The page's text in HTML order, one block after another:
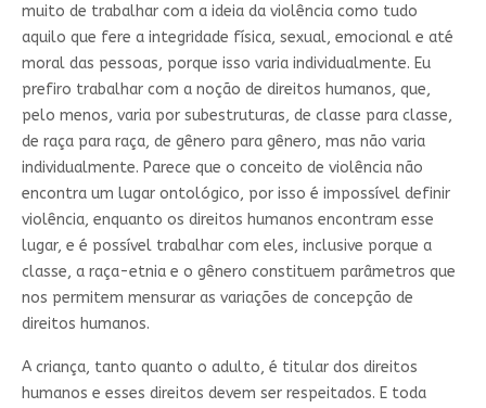
muito de trabalhar com a ideia da violência como tudo
aquilo que fere a integridade física, sexual, emocional e até
moral das pessoas, porque isso varia individualmente. Eu
prefiro trabalhar com a noção de direitos humanos, que,
pelo menos, varia por subestruturas, de classe para classe,
de raça para raça, de gênero para gênero, mas não varia
individualmente. Parece que o conceito de violência não
encontra um lugar ontológico, por isso é impossível definir
violência, enquanto os direitos humanos encontram esse
lugar, e é possível trabalhar com eles, inclusive porque a
classe, a raça-etnia e o gênero constituem parâmetros que
nos permitem mensurar as variações de concepção de
direitos humanos.
A criança, tanto quanto o adulto, é titular dos direitos
humanos e esses direitos devem ser respeitados. E toda